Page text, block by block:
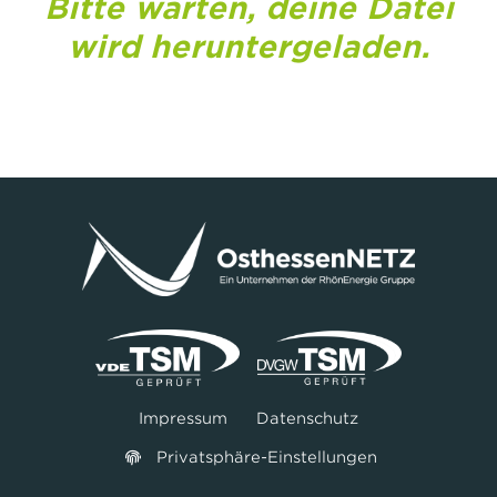
Bitte warten, deine Datei
wird heruntergeladen.
Impressum Datenschutz
Privatsphäre-Einstellungen